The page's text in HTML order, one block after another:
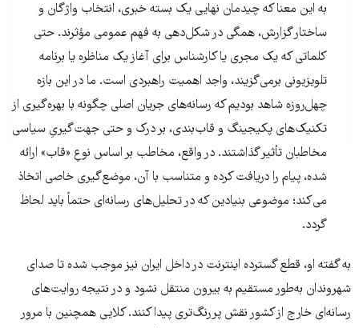
به این معنا که چیدمان نهایی یک بسته خبری، انتخاب واژگان و
ساختار گزارش، همگی در شکل‌دهی به فهم عمومی مؤثرند. حتی
کلماتی که یک مجری یا کارشناس برای آغاز یک مناظره یا برنامه
تلویزیونی برمی‌گزیند، واجد اهمیت راهبردی است. ما در این بازه
چهل‌روزه شاهد بودیم که رسانه‌های جریان اصلی چگونه با بهره‌گیری از
تکنیک‌های پکیجینگ و قاب‌بندی، بر درک و حتی جهت‌گیریِ سیاسی
مخاطبان تأثیر گذاشتند. در واقع، مخاطب بر اساس نوعِ «قاب» ارائه
شده، پیام را دریافت کرده و متناسب با آن، موضع‌گیری خاصی اتخاذ
می‌کند؛ موضوعی بنیادین که در تحلیل‌های رسانه‌ای حتماً باید لحاظ
گردد.
به گفته او، قطع گسترده اینترنت در داخل ایران نیز موجب شده تا صدای
شهروندان به‌طور مستقیم به بیرون منتقل نشود و در نتیجه روایت‌های
رسانه‌ای خارج از کشور نقش پررنگ‌تری پیدا کنند. کلایی همچنین با مرور